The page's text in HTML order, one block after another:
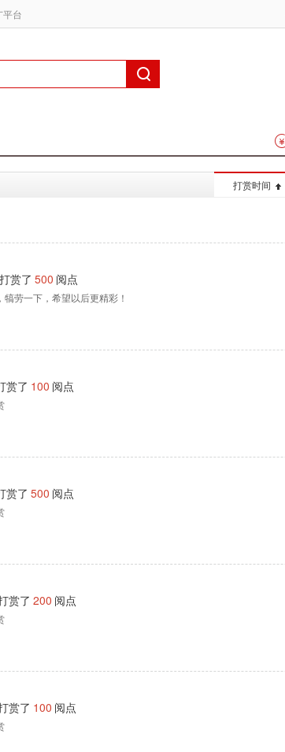
平台
打赏时间
打赏了 500 阅点
劳一下，希望以后更精彩！
赏了 100 阅点
赏了 500 阅点
赏了 200 阅点
赏了 100 阅点